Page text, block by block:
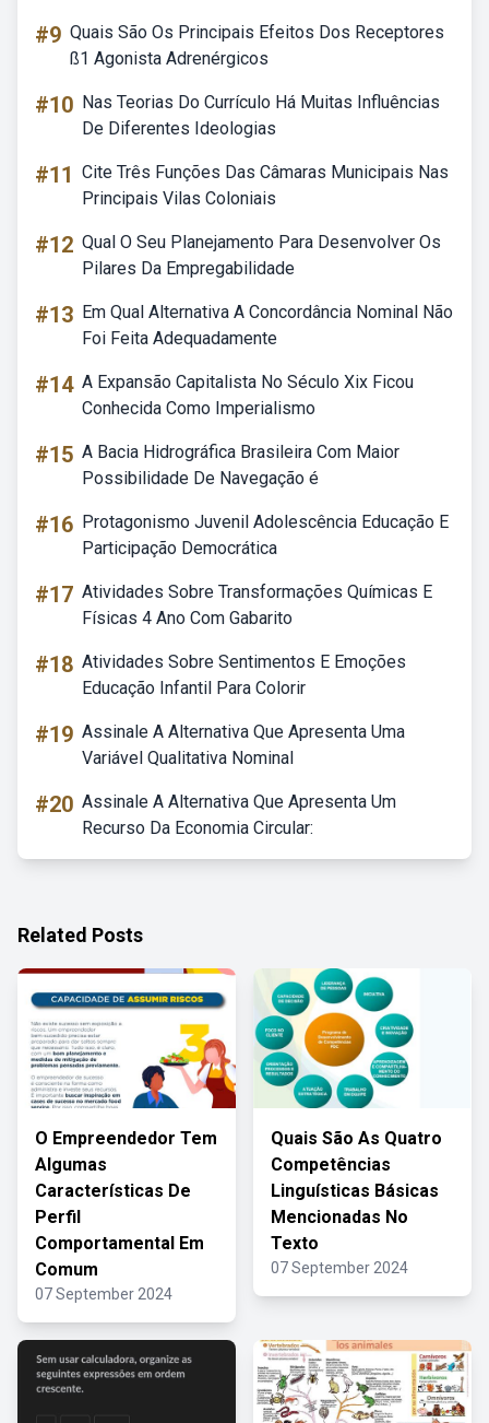
#9 Quais São Os Principais Efeitos Dos Receptores
ß1 Agonista Adrenérgicos
#10 Nas Teorias Do Currículo Há Muitas Influências
De Diferentes Ideologias
#11 Cite Três Funções Das Câmaras Municipais Nas
Principais Vilas Coloniais
#12 Qual O Seu Planejamento Para Desenvolver Os
Pilares Da Empregabilidade
#13 Em Qual Alternativa A Concordância Nominal Não
Foi Feita Adequadamente
#14 A Expansão Capitalista No Século Xix Ficou
Conhecida Como Imperialismo
#15 A Bacia Hidrográfica Brasileira Com Maior
Possibilidade De Navegação é
#16 Protagonismo Juvenil Adolescência Educação E
Participação Democrática
#17 Atividades Sobre Transformações Químicas E
Físicas 4 Ano Com Gabarito
#18 Atividades Sobre Sentimentos E Emoções
Educação Infantil Para Colorir
#19 Assinale A Alternativa Que Apresenta Uma
Variável Qualitativa Nominal
#20 Assinale A Alternativa Que Apresenta Um
Recurso Da Economia Circular:
Related Posts
O Empreendedor Tem
Algumas
Características De
Perfil
Comportamental Em
Comum
07 September 2024
Quais São As Quatro
Competências
Linguísticas Básicas
Mencionadas No
Texto
07 September 2024